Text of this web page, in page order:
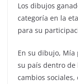
Los dibujos
categoría en la
para su
En su dibujo, Mía
su país dentro de
cambios